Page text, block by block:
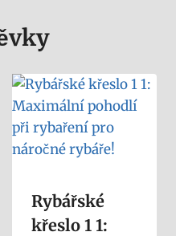
Rybářské
křeslo 1 1: